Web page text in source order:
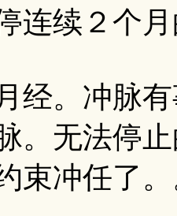
连续２个
经。冲脉
。无法停
束冲任了